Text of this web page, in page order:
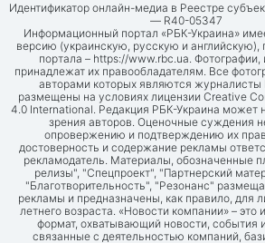
Идентификатор онлайн-медиа в Реестре
— R40-05347
Информационный портал «РБК-Украина»
версию (украинскую, русскую и английскую),
портала – https://www.rbc.ua.
принадлежат их правообладателям. Все
авторами которых являются журналисты
размещены на условиях лицензии Creative
4.0 International. Редакция РБК-Украина может
зрения авторов. Оценочные суждения
опровержению и подтверждению их
достоверность и содержание рекламы
рекламодатель. Материалы, обозначенные
релизы", "Спецпроект", "Партнерский
"Благотворительность", "Резонанс"
рекламы и предназначены, как правило, для
летнего возраста. «Новости компании» –
формат, охватывающий новости, события
связанные с деятельностью компаний,